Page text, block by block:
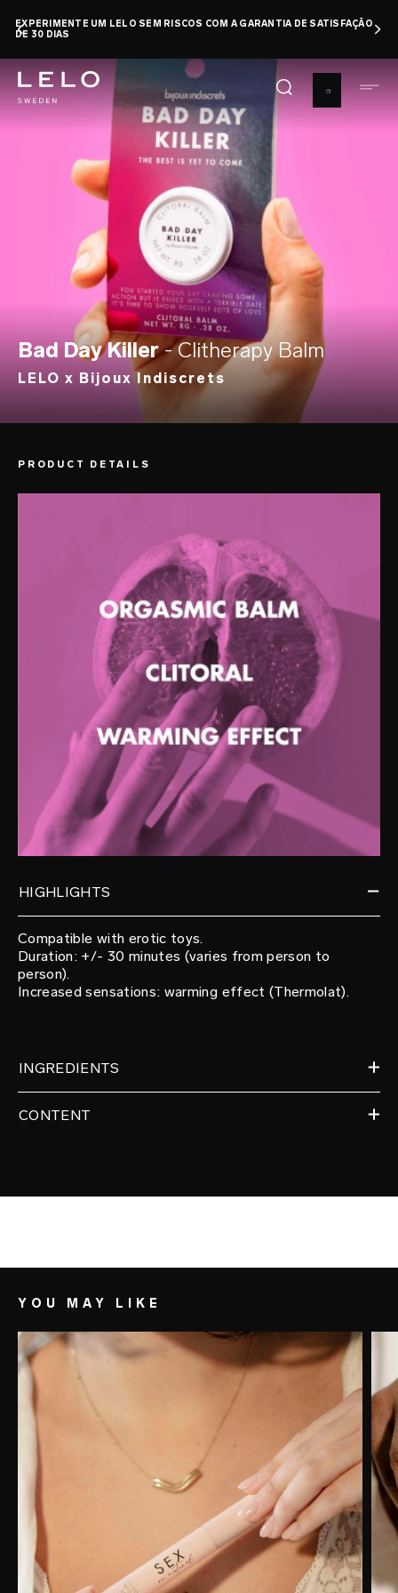
para
o
conteúdo
principal
EXPERIMENTE UM LELO SEM RISCOS COM A GARANTIA DE SATISFAÇÃO
DE 30 DIAS
Bad Day Killer- Clitherapy Balm
LELO x Bijoux Indiscrets
PRODUCT DETAILS
HIGHLIGHTS
Compatible with erotic toys.
Duration: +/- 30 minutes (varies from person to
person).
Increased sensations: warming effect (Thermolat).
INGREDIENTS
CONTENT
YOU MAY LIKE